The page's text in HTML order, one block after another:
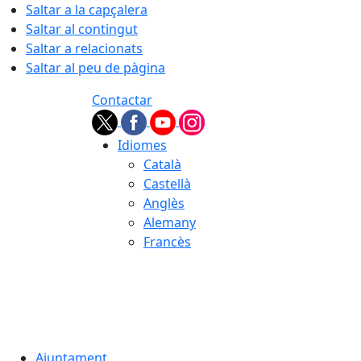
Saltar a la capçalera
Saltar al contingut
Saltar a relacionats
Saltar al peu de pàgina
Contactar
Idiomes
Català
Castellà
Anglès
Alemany
Francès